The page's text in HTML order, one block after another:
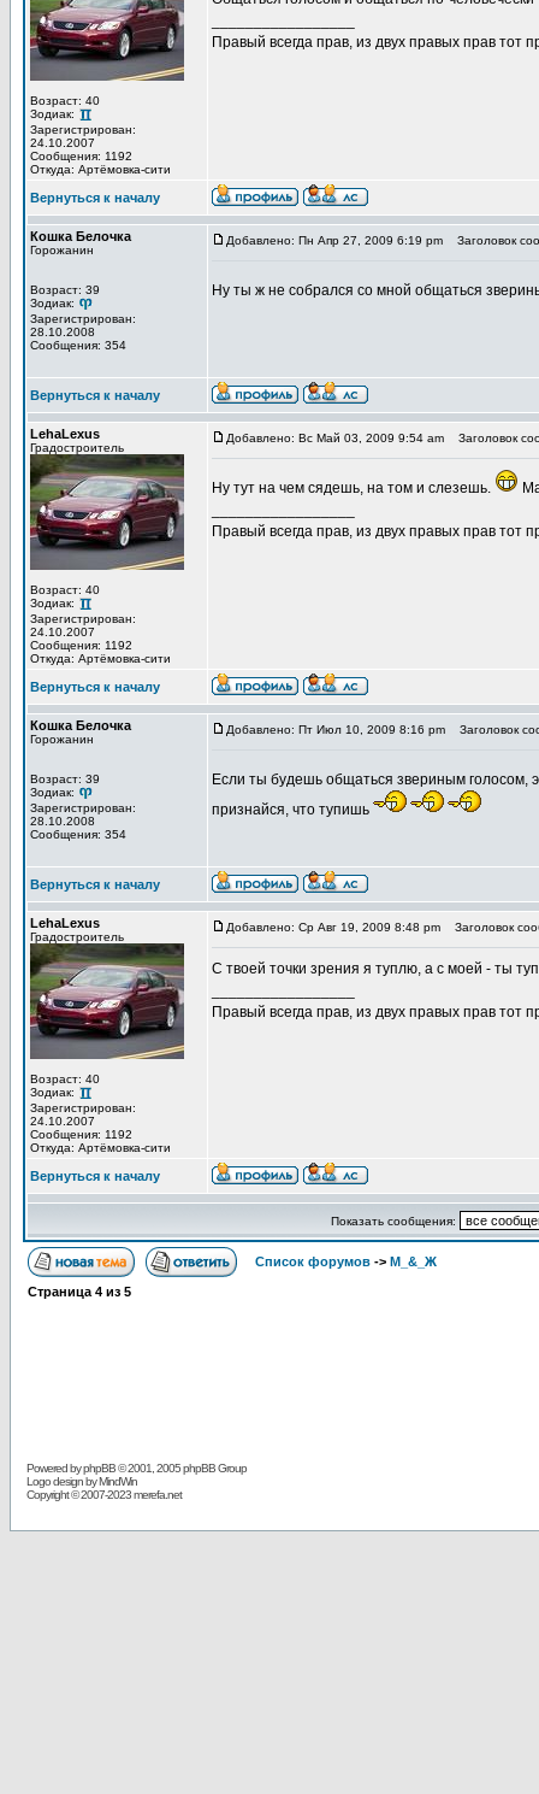
Возраст: 40
Зодиак:
Зарегистрирован:
24.10.2007
Сообщения: 1192
Откуда: Артёмовка-сити
Правый всегда прав, из двух правых прав тот
Вернуться к началу
Кошка Белочка
Горожанин
Возраст: 39
Зодиак:
Зарегистрирован:
28.10.2008
Сообщения: 354
Добавлено: Пн Апр 27, 2009 6:19 pm Заголовок
Ну ты ж не собрался со мной общаться
Вернуться к началу
LehaLexus
Градостроитель
Возраст: 40
Зодиак:
Зарегистрирован:
24.10.2007
Сообщения: 1192
Откуда: Артёмовка-сити
Добавлено: Вс Май 03, 2009 9:54 am Заголовок
Ну тут на чем сядешь, на том и слезешь.
Правый всегда прав, из двух правых прав тот
Вернуться к началу
Кошка Белочка
Горожанин
Возраст: 39
Зодиак:
Зарегистрирован:
28.10.2008
Сообщения: 354
Добавлено: Пт Июл 10, 2009 8:16 pm Заголовок
Если ты будешь общаться звериным голосом,
признайся, что тупишь
Вернуться к началу
LehaLexus
Градостроитель
Возраст: 40
Зодиак:
Зарегистрирован:
24.10.2007
Сообщения: 1192
Откуда: Артёмовка-сити
Добавлено: Ср Авг 19, 2009 8:48 pm Заголовок
С твоей точки зрения я туплю, а с моей - ты
Правый всегда прав, из двух правых прав тот
Вернуться к началу
Показать сообщения:
Список форумов -> М_&_Ж
Страница 4 из 5
Powered byphpBB© 2001, 2005 phpBB Group
Logo design by MindWin
Copyright © 2007-2023 merefa.net